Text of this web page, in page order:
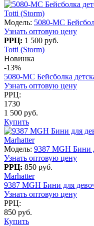
Totti (Storm)
Модель: 5080-МC
Узнать оптовую цену
РРЦ: 1 500 руб.
Totti (Storm)
Новинка
-13%
5080-МC Бейсболка
Узнать оптовую цену
РРЦ:
1730
1 500 руб.
Купить
Marhatter
Модель: 9387 MGH Бини
Узнать оптовую цену
РРЦ: 850 руб.
Marhatter
9387 MGH Бини для
Узнать оптовую цену
РРЦ:
850 руб.
Купить